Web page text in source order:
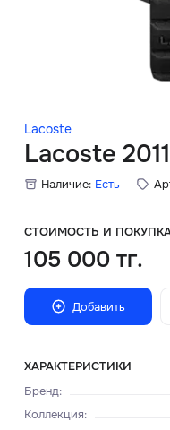
Lacoste
Lacoste
Наличие: Есть
СТОИМОСТЬ И
105 000 тг.
Добавить
ХАРАКТЕРИСТИКИ
Бренд:
Коллекция:
О нас